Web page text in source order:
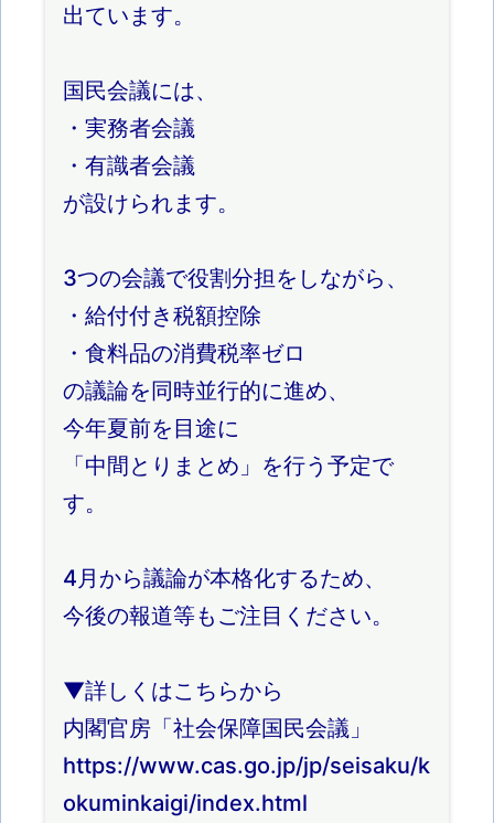
出ています。
国民会議には、
・実務者会議
・有識者会議
が設けられます。
3つの会議で役割分担をしながら、
・給付付き税額控除
・食料品の消費税率ゼロ
の議論を同時並行的に進め、
今年夏前を目途に
「中間とりまとめ」を行う予定で
す。
4月から議論が本格化するため、
今後の報道等もご注目ください。
▼詳しくはこちらから
内閣官房「社会保障国民会議」
https://www.cas.go.jp/jp/seisaku/k
okuminkaigi/index.html